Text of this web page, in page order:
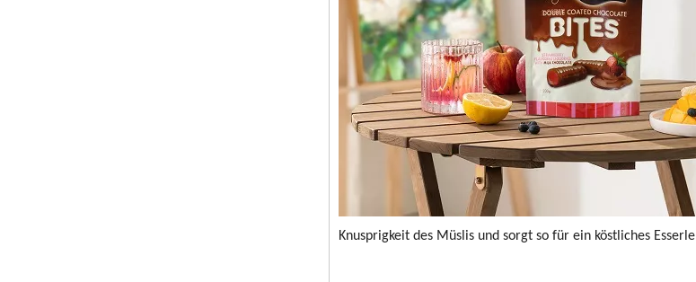
Knusprigkeit des Müslis und sorgt so für ein köstliches